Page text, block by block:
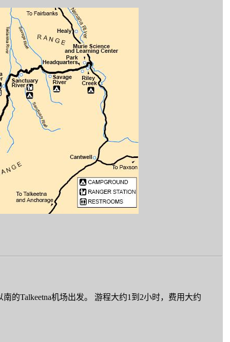
的Talkeetna机场出发。 游程大约1到2小时，费用大约